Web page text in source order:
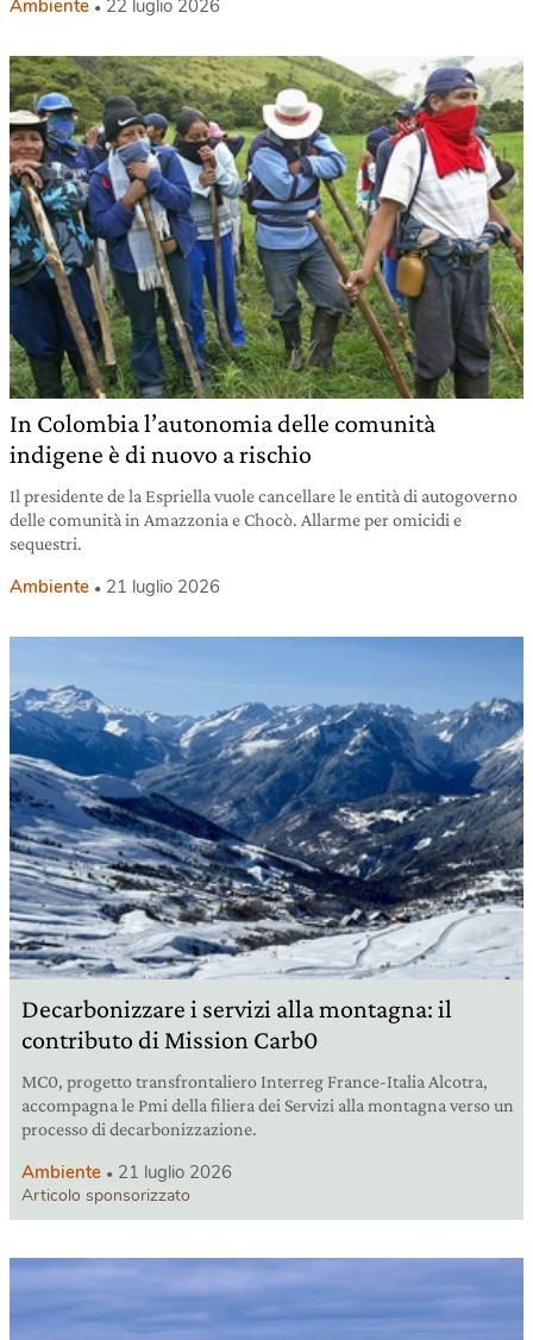
Ambiente 22 luglio 2026
In Colombia l’autonomia delle comunità
indigene è di nuovo a rischio
Il presidente de la Espriella vuole cancellare le entità di autogoverno
delle comunità in Amazzonia e Chocò. Allarme per omicidi e
sequestri.
Ambiente 21 luglio 2026
Decarbonizzare i servizi alla montagna: il
contributo di Mission Carb0
MC0, progetto transfrontaliero Interreg France-Italia Alcotra,
accompagna le Pmi della filiera dei Servizi alla montagna verso un
processo di decarbonizzazione.
Ambiente 21 luglio 2026
Articolo sponsorizzato